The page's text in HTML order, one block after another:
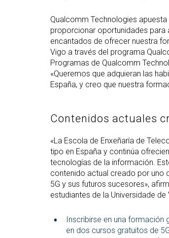
Qualcomm Technologies
proporcionar oportunidades para
encantados de ofrecer nuestra
Vigo a través del programa
Programas de Qualcomm
«Queremos que adquieran las
España, y creo que nuestra
Contenidos actuales
«La Escola de Enxeñaría de
tipo en España y continúa
tecnologías de la información.
contenido actual creado por uno
5G y sus futuros sucesores»,
estudiantes de la Universidade de
Inscribirse en una formación
en dos cursos gratuitos de